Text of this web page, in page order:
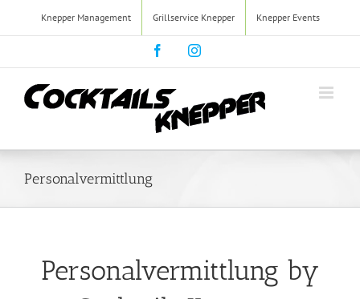
springen
Knepper Management Grillservice Knepper Knepper Events
FacebookInstagram
Personalvermittlung
Personalvermittlung by